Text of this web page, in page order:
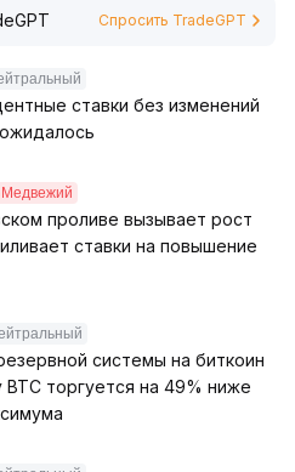
Спросить TradeGPT
ставки без изменений
Медвежий
проливе вызывает рост
ставки на повышение
системы на биткоин
BTC торгуется на 49% ниже